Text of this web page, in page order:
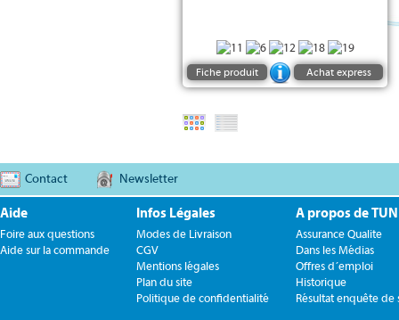
Fiche produit Achat express
Contact Newsletter
Aide
Foire aux questions
Aide sur la commande
Infos Légales
Modes de Livraison
CGV
Mentions légales
Plan du site
Politique de confidentialité
A propos de
Assurance Qualite
Dans les Médias
Offres d´emploi
Historique
Résultat enquête de